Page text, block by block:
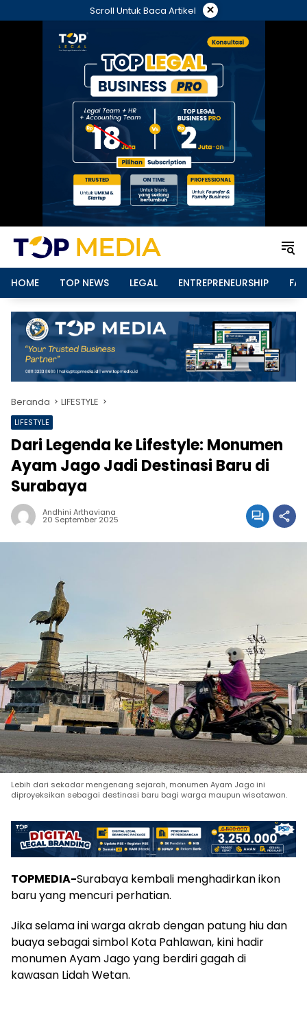
ke
Scroll Untuk Baca Artikel ×
HOME TOP NEWS LEGAL ENTREPRENEURSHIP
Beranda LIFESTYLE
LIFESTYLE
Dari Legenda ke Lifestyle: Monumen
Ayam Jago Jadi Destinasi Baru di
Surabaya
Andhini Arthaviana
20 September 2025
Lebih dari sekadar mengenang sejarah, monumen Ayam Jago ini
diproyeksikan sebagai destinasi baru bagi warga maupun wisatawan.
TOPMEDIA-Surabaya kembali menghadirkan ikon
baru yang mencuri perhatian.
Jika selama ini warga akrab dengan patung hiu dan
buaya sebagai simbol Kota Pahlawan, kini hadir
monumen Ayam Jago yang berdiri gagah di
kawasan Lidah Wetan.